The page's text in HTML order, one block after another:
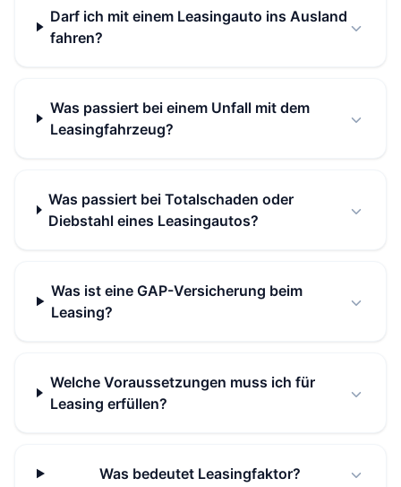
Darf ich mit einem Leasingauto ins Ausland
fahren?
Was passiert bei einem Unfall mit dem
Leasingfahrzeug?
Was passiert bei Totalschaden oder
Diebstahl eines Leasingautos?
Was ist eine GAP-Versicherung beim
Leasing?
Welche Voraussetzungen muss ich für
Leasing erfüllen?
Was bedeutet Leasingfaktor?